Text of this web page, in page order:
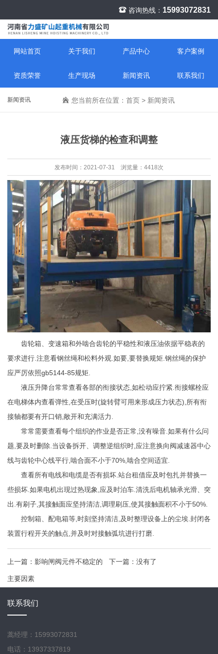
咨询热线： 15993072831
网站首页 关于我们 产品中心 客户案例
资质荣誉 生产现场 新闻资讯 联系我们
新闻资讯 您当前所在位置： 首页 > 新闻资讯
液压货梯的检查和调整
发布时间：2021-07-31 浏览量：4418次
齿轮箱、变速箱和外啮合齿轮的平稳性和液压油依据平稳表的
要求进行.注意看钢丝绳和松料外观.如要,要替换规矩.钢丝绳的保护
应严厉依照gb5144-85规矩.
液压升降台常常查看各部的衔接状态,如松动应拧紧.衔接螺栓应
在电梯体内查看弹性,在受压时(旋转臂可用来形成压力状态),所有衔
接轴都要有开口销,敞开和充满活力.
常常需要查看每个组织的作业是否正常,没有噪音.如果有什么问
题,要及时删除.当设备拆开、调整逆组织时,应注意换向阀减速器中心
线与齿轮中心线平行,啮合面不小于70%,啮合空间适宜.
查看所有电线和电缆是否有损坏.站台租借应及时包扎并替换一
些损坏.如果电机出现过热现象,应及时泊车.清洗后电机轴承光滑、突
出.有刷子,其接触面应坚持清洁,调理刷压,使其接触面积不小于50%.
控制箱、配电箱等,时刻坚持清洁,及时整理设备上的尘埃.封闭各
装置行程开关的触点,并及时对接触弧坑进行打磨.
上一篇： 影响闸阀元件不稳定的
主要因素
下一篇： 没有了
联系我们
蒿经理：15993072831
电话：13937337819